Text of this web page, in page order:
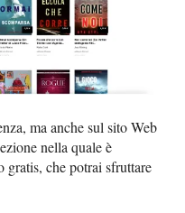
ma anche sul sito Web
nella quale è
gratis, che potrai sfruttare